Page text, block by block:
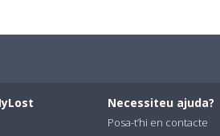
Necessiteu ajuda?
Posa-t’hi en contacte